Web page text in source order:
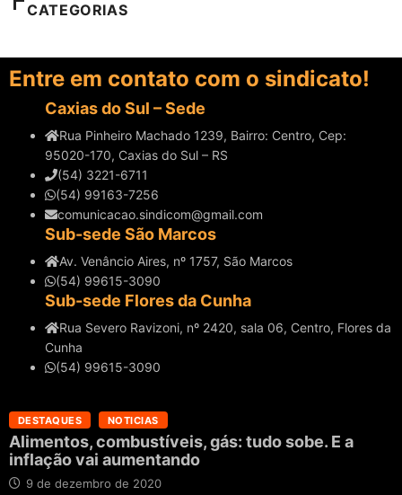
CATEGORIAS
Entre em contato com o sindicato!
Caxias do Sul – Sede
Rua Pinheiro Machado 1239, Bairro: Centro, Cep:
95020-170, Caxias do Sul – RS
(54) 3221-6711
(54) 99163-7256
comunicacao.sindicom@gmail.com
Sub-sede São Marcos
Av. Venâncio Aires, nº 1757, São Marcos
(54) 99615-3090
Sub-sede Flores da Cunha
Rua Severo Ravizoni, nº 2420, sala 06, Centro, Flores da
Cunha
(54) 99615-3090
DESTAQUES NOTICIAS
Alimentos, combustíveis, gás: tudo sobe. E a
inflação vai aumentando
9 de dezembro de 2020